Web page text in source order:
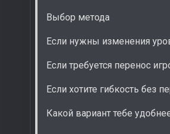
Выбор метода
Если нужны изменения
Если требуется перенос
Если хотите гибкость без
Какой вариант тебе